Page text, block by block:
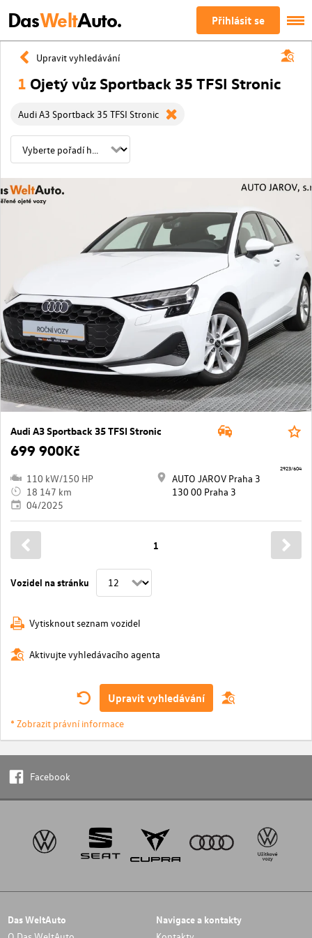
DasWeltAuto. Přihlásit se
Upravit vyhledávání
1 Ojetý vůz Sportback 35 TFSI Stronic
Audi A3 Sportback 35 TFSI Stronic
Audi A3 Sportback 35 TFSI Stronic
699 900Kč
110 kW/150 HP
18 147 km
04/2025
AUTO JAROV Praha 3
130 00 Praha 3
2923/604
Vozidel na stránku
1
Vytisknout seznam vozidel
Aktivujte vyhledávacího agenta
Upravit vyhledávání
* Zobrazit právní informace
Facebook
Das WeltAuto Navigace a kontakty